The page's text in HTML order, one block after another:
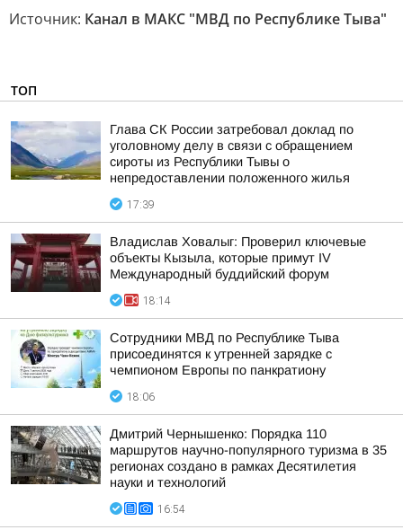
Источник: Канал в МАКС "МВД по Республике Тыва"
ТОП
Глава СК России затребовал доклад по
уголовному делу в связи с обращением
сироты из Республики Тывы о
непредоставлении положенного жилья
17:39
Владислав Ховалыг: Проверил ключевые
объекты Кызыла, которые примут IV
Международный буддийский форум
18:14
Сотрудники МВД по Республике Тыва
присоединятся к утренней зарядке с
чемпионом Европы по панкратиону
18:06
Дмитрий Чернышенко: Порядка 110
маршрутов научно-популярного туризма в 35
регионах создано в рамках Десятилетия
науки и технологий
16:54